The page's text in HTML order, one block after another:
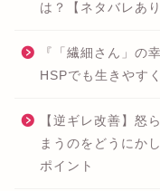
は？【ネタバレあり
『「繊細さん」の
HSPでも生きやす
【逆ギレ改善】怒
まうのをどうにか
ポイント